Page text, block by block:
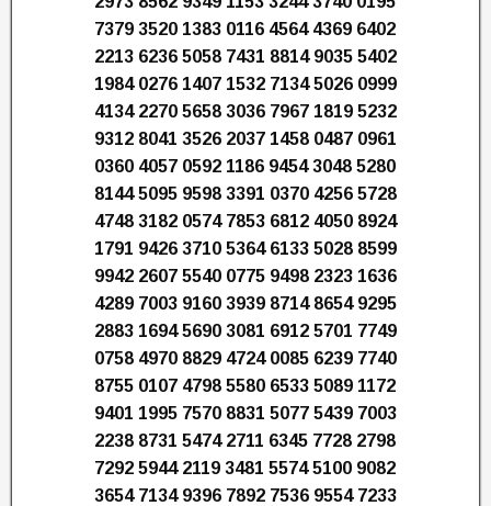
7379 3520 1383 0116 4564 4369 6402
2213 6236 5058 7431 8814 9035 5402
1984 0276 1407 1532 7134 5026 0999
4134 2270 5658 3036 7967 1819 5232
9312 8041 3526 2037 1458 0487 0961
0360 4057 0592 1186 9454 3048 5280
8144 5095 9598 3391 0370 4256 5728
4748 3182 0574 7853 6812 4050 8924
1791 9426 3710 5364 6133 5028 8599
9942 2607 5540 0775 9498 2323 1636
4289 7003 9160 3939 8714 8654 9295
2883 1694 5690 3081 6912 5701 7749
0758 4970 8829 4724 0085 6239 7740
8755 0107 4798 5580 6533 5089 1172
9401 1995 7570 8831 5077 5439 7003
2238 8731 5474 2711 6345 7728 2798
7292 5944 2119 3481 5574 5100 9082
3654 7134 9396 7892 7536 9554 7233